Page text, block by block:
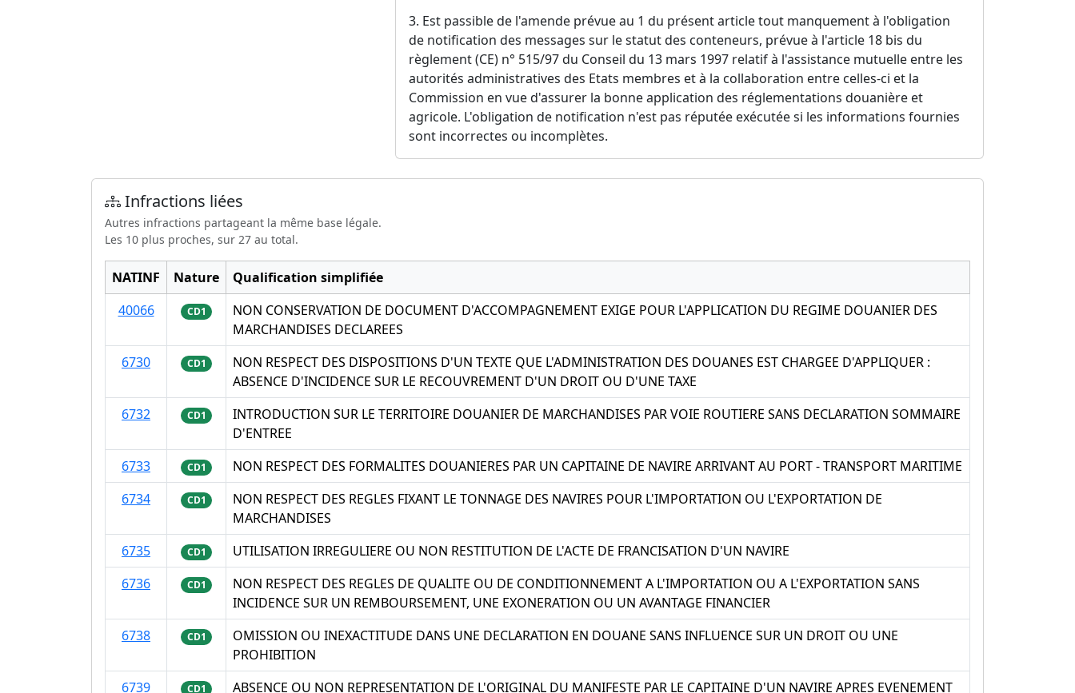
3. Est passible de l'amende prévue au 1 du présent article tout manquement à l'obligation
de notification des messages sur le statut des conteneurs, prévue à l'article 18 bis du
règlement (CE) n° 515/97 du Conseil du 13 mars 1997 relatif à l'assistance mutuelle entre les
autorités administratives des Etats membres et à la collaboration entre celles-ci et la
Commission en vue d'assurer la bonne application des réglementations douanière et
agricole. L'obligation de notification n'est pas réputée exécutée si les informations fournies
sont incorrectes ou incomplètes.
Infractions liées
Autres infractions partageant la même base légale.
Les 10 plus proches, sur 27 au total.
NATINF Nature
Qualification simplifiée
40066
CD1
NON CONSERVATION DE DOCUMENT D'ACCOMPAGNEMENT EXIGE POUR L'APPLICATION DU REGIME DOUANIER DES
MARCHANDISES DECLAREES
6730
CD1
NON RESPECT DES DISPOSITIONS D'UN TEXTE QUE L'ADMINISTRATION DES DOUANES EST CHARGEE D'APPLIQUER :
ABSENCE D'INCIDENCE SUR LE RECOUVREMENT D'UN DROIT OU D'UNE TAXE
6732
CD1
INTRODUCTION SUR LE TERRITOIRE DOUANIER DE MARCHANDISES PAR VOIE ROUTIERE SANS DECLARATION SOMMAIRE
D'ENTREE
6733
CD1
NON RESPECT DES FORMALITES DOUANIERES PAR UN CAPITAINE DE NAVIRE ARRIVANT AU PORT - TRANSPORT MARITIME
6734
CD1
NON RESPECT DES REGLES FIXANT LE TONNAGE DES NAVIRES POUR L'IMPORTATION OU L'EXPORTATION DE
MARCHANDISES
6735
CD1
UTILISATION IRREGULIERE OU NON RESTITUTION DE L'ACTE DE FRANCISATION D'UN NAVIRE
6736
CD1
NON RESPECT DES REGLES DE QUALITE OU DE CONDITIONNEMENT A L'IMPORTATION OU A L'EXPORTATION SANS
INCIDENCE SUR UN REMBOURSEMENT, UNE EXONERATION OU UN AVANTAGE FINANCIER
6738
CD1
OMISSION OU INEXACTITUDE DANS UNE DECLARATION EN DOUANE SANS INFLUENCE SUR UN DROIT OU UNE
PROHIBITION
6739
CD1 ABSENCE OU NON REPRESENTATION DE L'ORIGINAL DU MANIFESTE PAR LE CAPITAINE D'UN NAVIRE APRES EVENEMENT